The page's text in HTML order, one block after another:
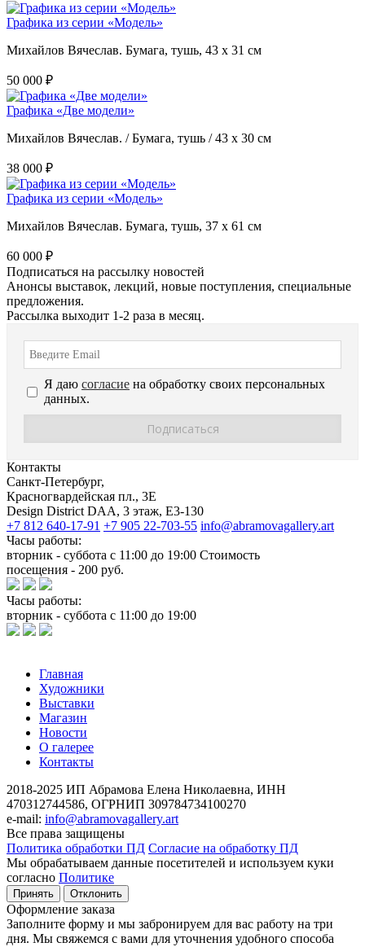
Графика из серии «Модель»
Михайлов Вячеслав. Бумага, тушь, 43 х 31 см
50 000 ₽
Графика «Две модели»
Михайлов Вячеслав. / Бумага, тушь / 43 х 30 см
38 000 ₽
Графика из серии «Модель»
Михайлов Вячеслав. Бумага, тушь, 37 х 61 см
60 000 ₽
Подписаться на рассылку новостей
Анонсы выставок, лекций, новые поступления, специальные
предложения.
Рассылка выходит 1-2 раза в месяц.
Я даю согласие на обработку своих персональных
данных.
Контакты
Санкт-Петербург,
Красногвардейская пл., 3E
Design District DAA, 3 этаж, Е3-130
+7 812 640-17-91 +7 905 22-703-55 info@abramovagallery.art
Часы работы:
вторник - суббота с 11:00 до 19:00 Стоимость
посещения - 200 руб.
Часы работы:
вторник - суббота с 11:00 до 19:00
Главная
Художники
Выставки
Магазин
Новости
О галерее
Контакты
2018-2025 ИП Абрамова Елена Николаевна, ИНН
470312744586, ОГРНИП 309784734100270
e-mail: info@abramovagallery.art
Все права защищены
Политика обработки ПД Согласие на обработку ПД
Мы обрабатываем данные посетителей и используем куки
согласно Политике
Принять Отклонить
Оформление заказа
Заполните форму и мы забронируем для вас работу на три
дня. Мы свяжемся с вами для уточнения удобного способа